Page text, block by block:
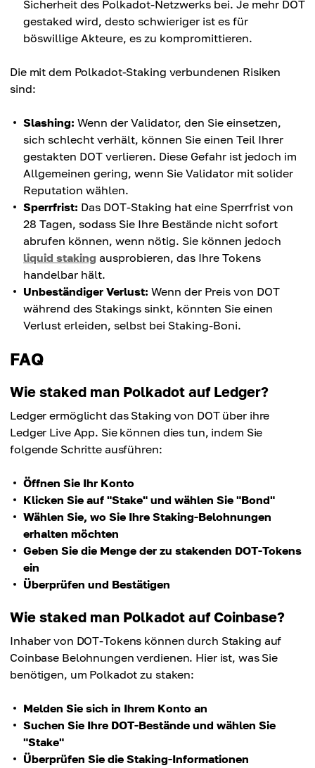
Sicherheit des Polkadot-Netzwerks bei. Je mehr DOT
gestaked wird, desto schwieriger ist es für
böswillige Akteure, es zu kompromittieren.
Die mit dem Polkadot-Staking verbundenen Risiken
sind:
Slashing: Wenn der Validator, den Sie einsetzen,
sich schlecht verhält, können Sie einen Teil Ihrer
gestakten DOT verlieren. Diese Gefahr ist jedoch im
Allgemeinen gering, wenn Sie Validator mit solider
Reputation wählen.
Sperrfrist: Das DOT-Staking hat eine Sperrfrist von
28 Tagen, sodass Sie Ihre Bestände nicht sofort
abrufen können, wenn nötig. Sie können jedoch
liquid staking ausprobieren, das Ihre Tokens
handelbar hält.
Unbeständiger Verlust: Wenn der Preis von DOT
während des Stakings sinkt, könnten Sie einen
Verlust erleiden, selbst bei Staking-Boni.
FAQ
Wie staked man Polkadot auf Ledger?
Ledger ermöglicht das Staking von DOT über ihre
Ledger Live App. Sie können dies tun, indem Sie
folgende Schritte ausführen:
Öffnen Sie Ihr Konto
Klicken Sie auf "Stake" und wählen Sie "Bond"
Wählen Sie, wo Sie Ihre Staking-Belohnungen
erhalten möchten
Geben Sie die Menge der zu stakenden DOT-Tokens
ein
Überprüfen und Bestätigen
Wie staked man Polkadot auf Coinbase?
Inhaber von DOT-Tokens können durch Staking auf
Coinbase Belohnungen verdienen. Hier ist, was Sie
benötigen, um Polkadot zu staken:
Melden Sie sich in Ihrem Konto an
Suchen Sie Ihre DOT-Bestände und wählen Sie
"Stake"
Überprüfen Sie die Staking-Informationen